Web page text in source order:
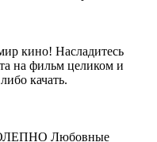
кино! Насладитесь
на фильм целиком и
качать.
Любовные